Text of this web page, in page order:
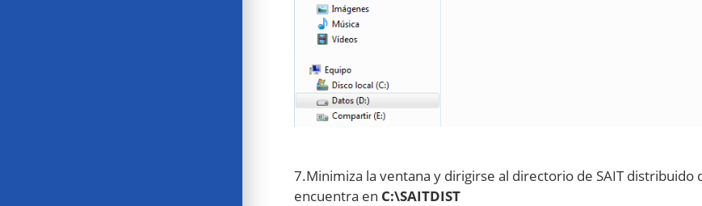
7.Minimiza la ventana y dirigirse al directorio de SAIT
encuentra en C:\SAITDIST